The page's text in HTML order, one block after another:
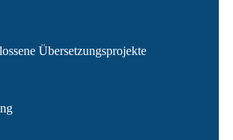
Übersetzungsprojekte